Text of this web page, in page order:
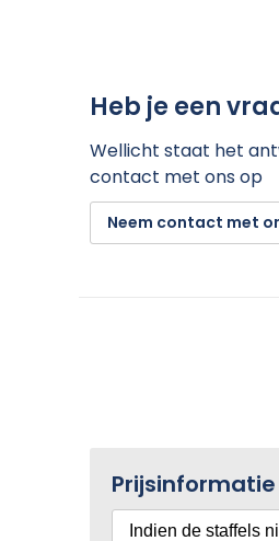
Heb je een
Wellicht staat het
contact met ons op
Neem contact met
Prijsinformatie
Indien de staffels